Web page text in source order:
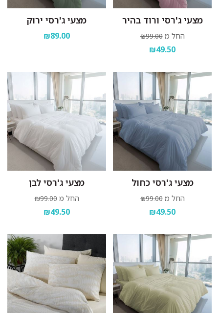
מצעי ג'רסי ורוד בהיר
החל מ ₪99.00
₪49.50
מצעי ג'רסי ירוק
₪89.00
מצעי ג'רסי כחול
החל מ ₪99.00
₪49.50
מצעי ג'רסי לבן
החל מ ₪99.00
₪49.50